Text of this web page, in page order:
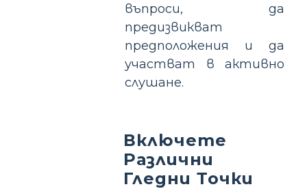
въпроси, да
предизвикват
предположения и да
участват в активно
слушане.
Включете
Различни
Гледни Точки